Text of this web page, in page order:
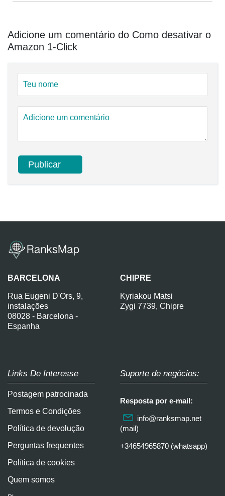
Adicione um comentário do Como desativar o
Amazon 1-Click
BARCELONA
Rua Eugeni D'Ors, 9,
instalações
08028 - Barcelona -
Espanha
CHIPRE
Kyriakou Matsi
Zygi 7739, Chipre
Links De Interesse
Postagem patrocinada
Termos e Condições
Política de devolução
Perguntas frequentes
Política de cookies
Quem somos
Suporte de negócios:
Resposta por e-mail:
info@ranksmap.net
(mail)
+34654965870 (whatsapp)